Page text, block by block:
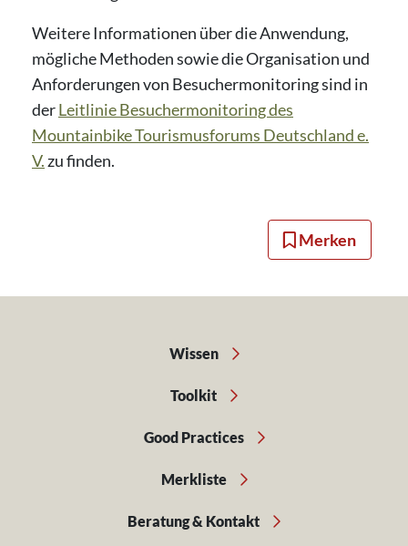
Weitere Informationen über die Anwendung,
mögliche Methoden sowie die Organisation und
Anforderungen von Besuchermonitoring sind in
derLeitlinie Besuchermonitoring des
Mountainbike Tourismusforums Deutschland e.
V. zu finden.
Merken
Wissen
Toolkit
Good Practices
Merkliste
Beratung & Kontakt